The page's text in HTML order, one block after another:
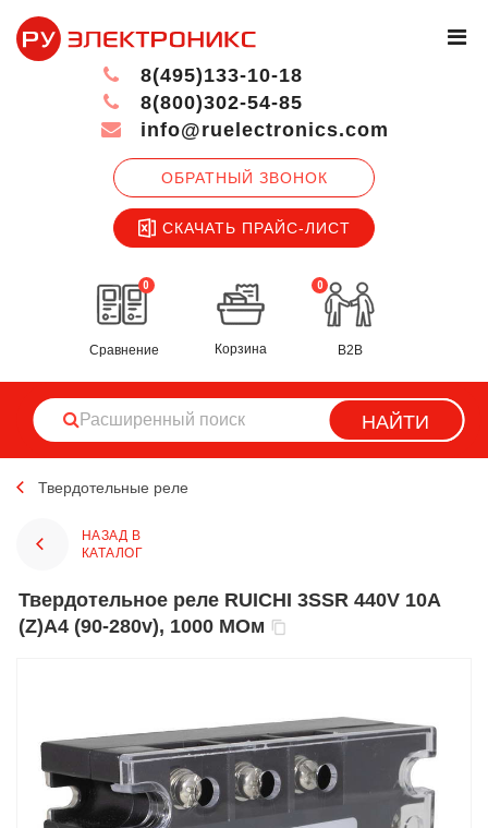
ОБРАТНЫЙ ЗВОНОК
СКАЧАТЬ ПРАЙС-ЛИСТ
8(495)133-10-18
8(800)302-54-85
info@ruelectronics.com
0
Сравнение
0
Корзина B2B
НАЙТИ
Твердотельные реле
НАЗАД В
КАТАЛОГ
Твердотельное реле RUICHI 3SSR 440V 10A
(Z)A4 (90-280v), 1000 МОм